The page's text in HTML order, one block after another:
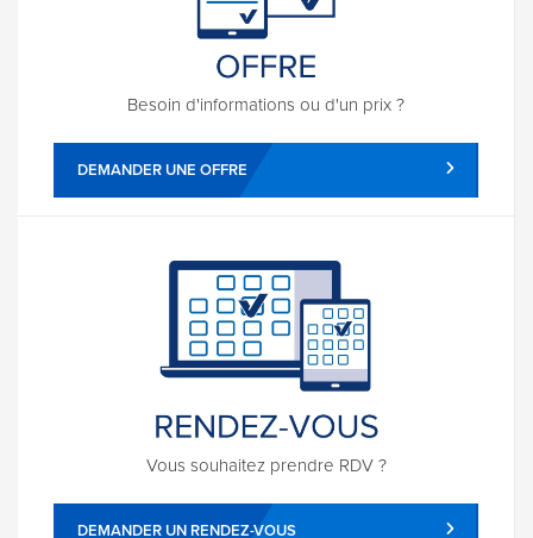
Besoin d'informations ou d'un prix ?
DEMANDER UNE OFFRE
Vous souhaitez prendre RDV ?
DEMANDER UN RENDEZ-VOUS